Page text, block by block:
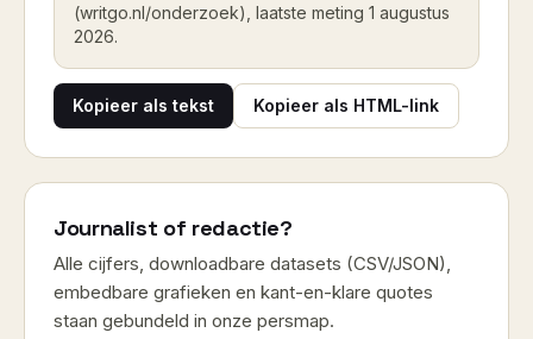
(writgo.nl/onderzoek), laatste meting 1 augustus
2026.
Kopieer als tekst Kopieer als HTML-link
Journalist of redactie?
Alle cijfers, downloadbare datasets (CSV/JSON),
embedbare grafieken en kant-en-klare quotes
staan gebundeld in onze persmap.